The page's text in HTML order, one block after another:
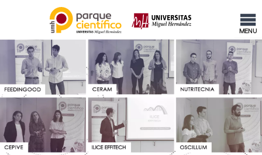
MENU